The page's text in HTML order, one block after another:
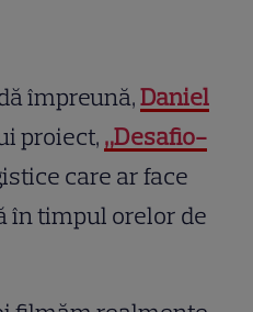
împreună,Daniel
proiect, „Desafio-
care ar face
în timpul orelor de